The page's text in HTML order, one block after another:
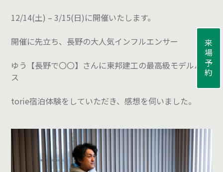
来場予約
12/14(土) – 3/15(日)に開催いたします。
開催に先立ち、長野の大人気インフルエンサー
ゆう【長野で〇〇】さんに東邦建工の最高級モデルハウ
ス
torie宿泊体験をしていただき、感想を伺いました。